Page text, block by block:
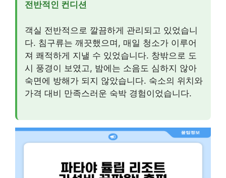
전반적인 컨디션
객실 전반적으로 깔끔하게 관리되고 있었습니
다. 침구류는 깨끗했으며, 매일 청소가 이루어
져 쾌적하게 지낼 수 있었습니다. 창밖으로 도
시 풍경이 보였고, 밤에는 소음도 심하지 않아
숙면에 방해가 되지 않았습니다. 숙소의 위치와
가격 대비 만족스러운 숙박 경험이었습니다.